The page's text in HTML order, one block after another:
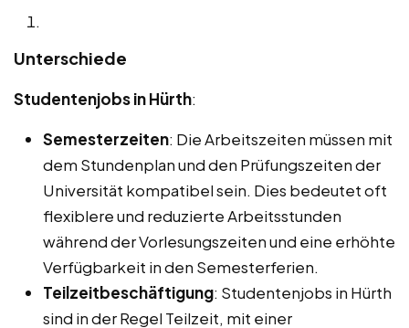
Unterschiede
Studentenjobs in Hürth:
Semesterzeiten: Die Arbeitszeiten müssen mit
dem Stundenplan und den Prüfungszeiten der
Universität kompatibel sein. Dies bedeutet oft
flexiblere und reduzierte Arbeitsstunden
während der Vorlesungszeiten und eine erhöhte
Verfügbarkeit in den Semesterferien.
Teilzeitbeschäftigung: Studentenjobs in Hürth
sind in der Regel Teilzeit, mit einer